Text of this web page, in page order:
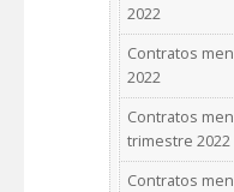
2022
Contratos
2022
Contratos
trimestre 2022
Contratos